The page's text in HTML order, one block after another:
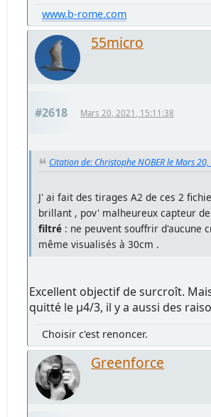
www.b-rome.com
55micro
#2618 Mars 20, 2021, 15:11:38
Citation de: Christophe NOBER le Mars
J' ai fait des tirages A2 de ces 2
brillant , pov' malheureux capteur
filtré : ne peuvent souffrir d'aucune
même visualisés à 30cm .
Excellent objectif de surcroît.
quitté le µ4/3, il y a aussi des
Choisir c'est renoncer.
Greenforce